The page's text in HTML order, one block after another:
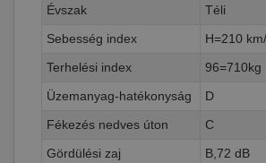
Évszak
Téli
Sebesség index
H=210
Terhelési index
96=710kg
Üzemanyag-hatékonyság
D
Fékezés nedves úton
C
Gördülési zaj
B,72 dB